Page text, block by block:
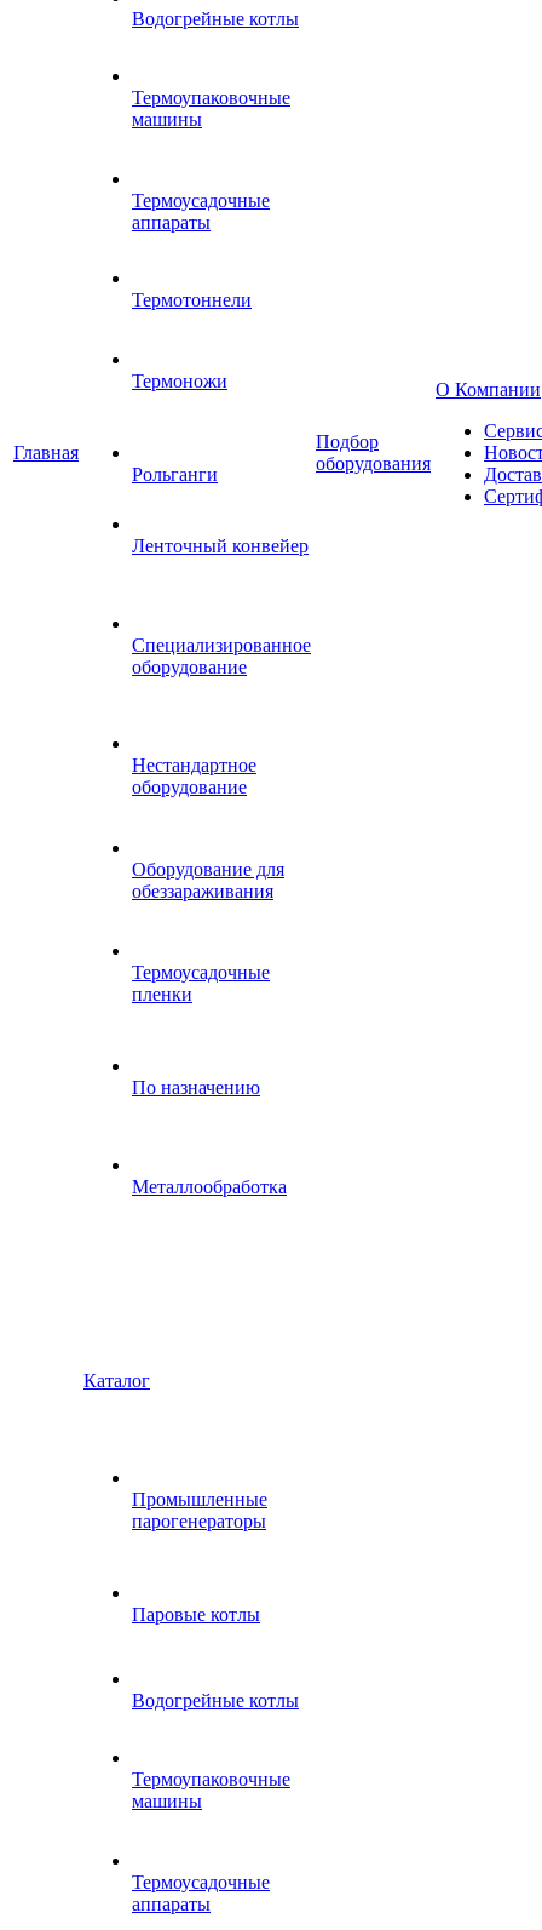
Главная
Водогрейные котлы
Термоупаковочные
машины
Термоусадочные
аппараты
Термотоннели
Термоножи
Рольганги
Ленточный конвейер
Специализированное
оборудование
Нестандартное
оборудование
Оборудование для
обеззараживания
Термоусадочные
пленки
По назначению
Металлообработка
Подбор
оборудования
О Компании
Каталог
Промышленные
парогенераторы
Паровые котлы
Водогрейные котлы
Термоупаковочные
машины
Термоусадочные
аппараты